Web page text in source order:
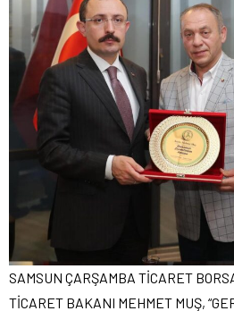
SAMSUN ÇARŞAMBA TİCARET
TİCARET BAKANI MEHMET MUŞ,